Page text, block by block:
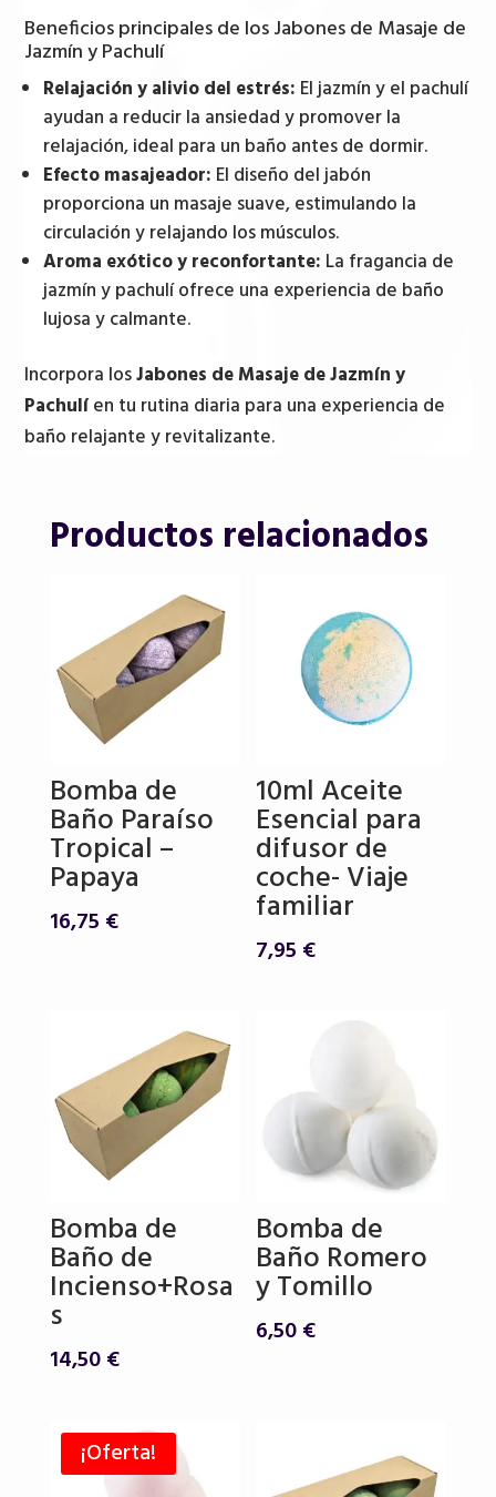
Beneficios principales de los Jabones de Masaje de
Jazmín y Pachulí
Relajación y alivio del estrés: El jazmín y el pachulí
ayudan a reducir la ansiedad y promover la
relajación, ideal para un baño antes de dormir.
Efecto masajeador: El diseño del jabón
proporciona un masaje suave, estimulando la
circulación y relajando los músculos.
Aroma exótico y reconfortante: La fragancia de
jazmín y pachulí ofrece una experiencia de baño
lujosa y calmante.
Incorpora losJabones de Masaje de Jazmín y
Pachulíen tu rutina diaria para una experiencia de
baño relajante y revitalizante.
Productos relacionados
Bomba de
Baño Paraíso
Tropical –
Papaya
16,75 €
10ml Aceite
Esencial para
difusor de
coche- Viaje
familiar
7,95 €
Bomba de
Baño de
Incienso+Rosa
s
14,50€
Bomba de
Baño Romero
y Tomillo
6,50€
¡Oferta!